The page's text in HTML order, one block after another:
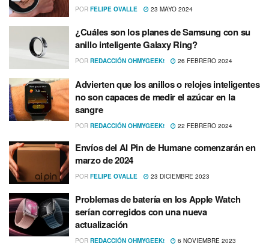
POR FELIPE OVALLE 23 MAYO 2024
¿Cuáles son los planes de Samsung con su
anillo inteligente Galaxy Ring?
POR REDACCIÓN OHMYGEEK! 26 FEBRERO 2024
Advierten que los anillos o relojes inteligentes
no son capaces de medir el azúcar en la
sangre
POR REDACCIÓN OHMYGEEK! 22 FEBRERO 2024
Envíos del AI Pin de Humane comenzarán en
marzo de 2024
POR FELIPE OVALLE 23 DICIEMBRE 2023
Problemas de batería en los Apple Watch
serían corregidos con una nueva
actualización
POR REDACCIÓN OHMYGEEK! 6 NOVIEMBRE 2023